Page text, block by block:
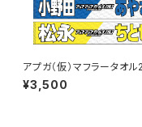
アプガ（仮）マフラータオ
ver.
¥3,500